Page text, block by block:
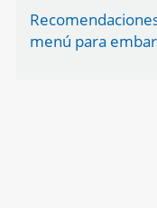
menú para